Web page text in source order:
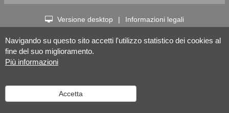
Navigando su questo sito accetti l'utilizzo statistico dei cookies al
fine del suo miglioramento.
Più informazioni
Accetta
Versione desktop | Informazioni legali